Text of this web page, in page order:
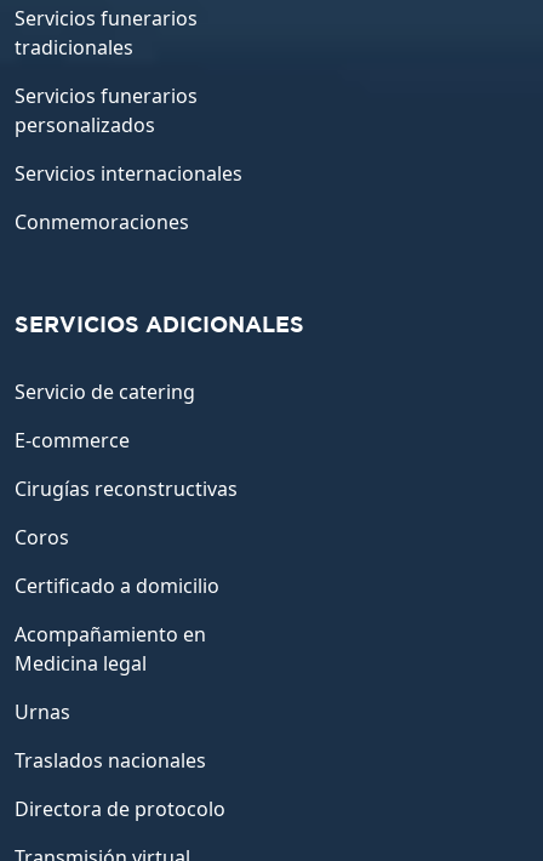
Servicios funerarios
tradicionales
Servicios funerarios
personalizados
Servicios internacionales
Conmemoraciones
SERVICIOS ADICIONALES
Servicio de catering
E-commerce
Cirugías reconstructivas
Coros
Certificado a domicilio
Acompañamiento en
Medicina legal
Urnas
Traslados nacionales
Directora de protocolo